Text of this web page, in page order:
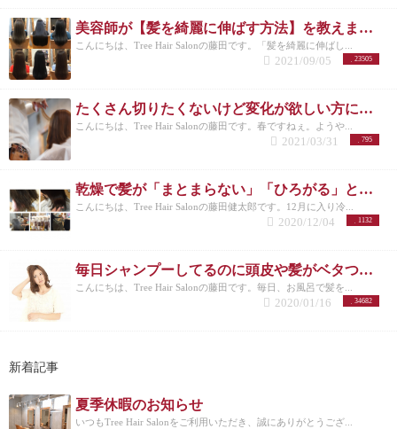
美容師が【髪を綺麗に伸ばす方法】を教えます！
こんにちは、Tree Hair Salonの藤田です。「髪を綺麗に伸ばし...
23505
2021/09/05
たくさん切りたくないけど変化が欲しい方にオススメのコレ
こんにちは、Tree Hair Salonの藤田です。春ですねぇ。ようや...
795
2021/03/31
乾燥で髪が「まとまらない」「ひろがる」という方にオススメの対策
こんにちは、Tree Hair Salonの藤田健太郎です。12月に入り冷...
1132
2020/12/04
毎日シャンプーしてるのに頭皮や髪がベタついたり油っぽいのはなぜ？
こんにちは、Tree Hair Salonの藤田です。毎日、お風呂で髪を...
34682
2020/01/16
新着記事
夏季休暇のお知らせ
いつもTree Hair Salonをご利用いただき、誠にありがとうござ...